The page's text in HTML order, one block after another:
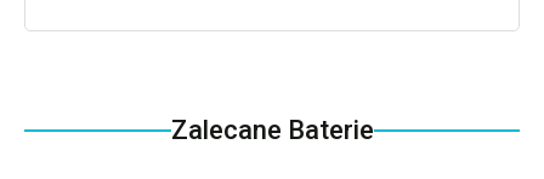
Zalecane Baterie